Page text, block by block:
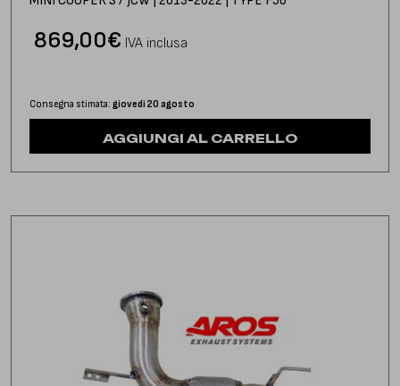
€
869,00 IVA inclusa
Consegna stimata: giovedì 20 agosto
AGGIUNGI AL CARRELLO